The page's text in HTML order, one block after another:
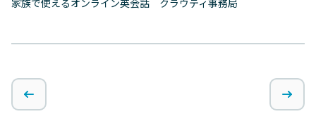
家族で使えるオンライン英会話 クラウティ事務局